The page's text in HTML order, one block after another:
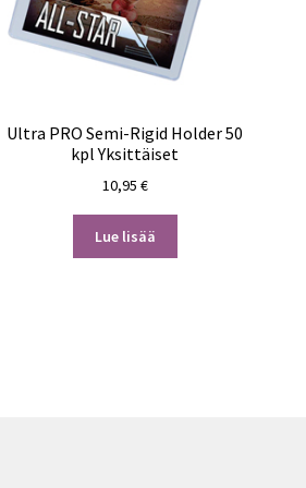
Ultra PRO Semi-Rigid Holder 50
kpl Yksittäiset
10,95 €
Lue lisää